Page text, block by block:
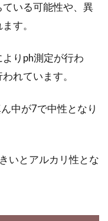
んでいる人にとって、土の
。通常、プランターや庭で
がよい理由
ました。しかし、容器の大
いる可能性や、異
す。
りph測定が行わ
れています。
中が7で中性となり
いとアルカリ性とな